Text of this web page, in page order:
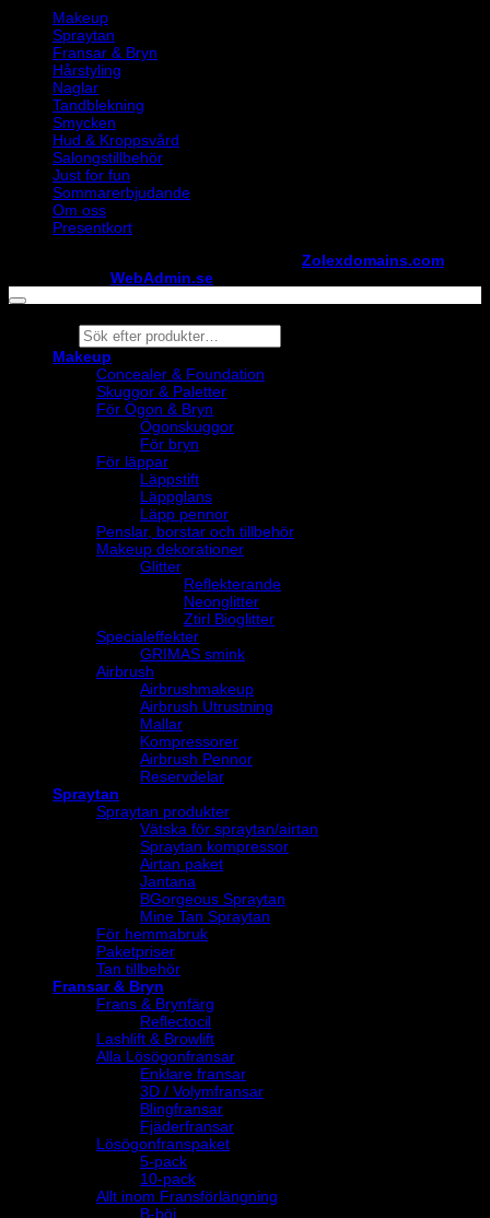
Makeup
Spraytan
Fransar & Bryn
Hårstyling
Naglar
Tandblekning
Smycken
Hud & Kroppsvård
Salongstillbehör
Just for fun
Sommarerbjudande
Om oss
Presentkort
Zolexdomains.com
WebAdmin.se
Products
search
Makeup
Concealer & Foundation
Skuggor & Paletter
För Ögon & Bryn
Ögonskuggor
För bryn
För läppar
Läppstift
Läppglans
Läpp pennor
Penslar, borstar och tillbehör
Makeup dekorationer
Glitter
Reflekterande
Neonglitter
Ztirl Bioglitter
Specialeffekter
GRIMAS smink
Airbrush
Airbrushmakeup
Airbrush Utrustning
Mallar
Kompressorer
Airbrush Pennor
Reservdelar
Spraytan
Spraytan produkter
Vätska för spraytan/airtan
Spraytan kompressor
Airtan paket
Jantana
BGorgeous Spraytan
Mine Tan Spraytan
För hemmabruk
Paketpriser
Tan tillbehör
Fransar & Bryn
Frans & Brynfärg
Reflectocil
Lashlift & Browlift
Alla Lösögonfransar
Enklare fransar
3D / Volymfransar
Blingfransar
Fjäderfransar
Lösögonfranspaket
5-pack
10-pack
Allt inom Fransförlängning
B-böj